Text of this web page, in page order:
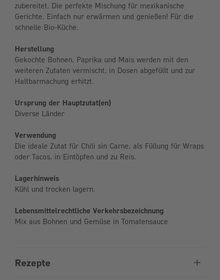
zubereitet. Die perfekte Mischung für mexikanische
Gerichte. Einfach nur erwärmen und genießen! Für die
schnelle Bio-Küche.
Herstellung
Gekochte Bohnen, Paprika und Mais werden mit den
weiteren Zutaten vermischt, in Dosen abgefüllt und zur
Haltbarmachung erhitzt.
Ursprung der Hauptzutat(en)
Diverse Länder
Verwendung
Die ideale Zutat für Chili sin Carne, als Füllung für Wraps
oder Tacos, in Eintöpfen und zu Reis.
Lagerhinweis
Kühl und trocken lagern.
Lebensmittelrechtliche Verkehrsbezeichnung
Mix aus Bohnen und Gemüse in Tomatensauce
Rezepte